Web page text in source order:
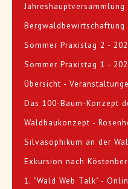
Bergwaldbewirtschaftung
Sommer Praxistag 2 -
Sommer Praxistag 1 -
Übersicht -
Das 100-Baum-Konzept
Waldbaukonzept -
Silvasophikum an der
Exkursion nach
1. "Wald Web Talk" -